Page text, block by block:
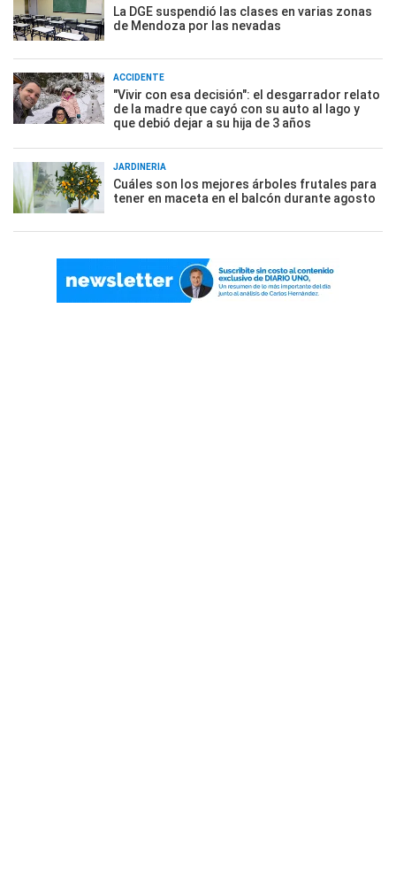
La DGE suspendió las clases en varias zonas
de Mendoza por las nevadas
ACCIDENTE
"Vivir con esa decisión": el desgarrador relato
de la madre que cayó con su auto al lago y
que debió dejar a su hija de 3 años
JARDINERÍA
Cuáles son los mejores árboles frutales para
tener en maceta en el balcón durante agosto